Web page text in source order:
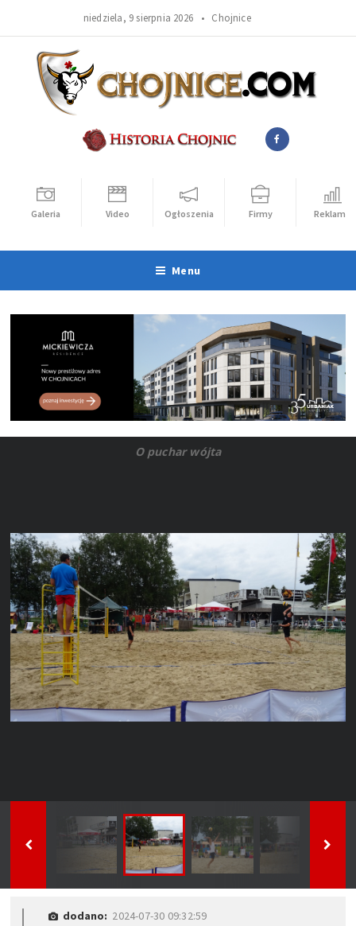
niedziela, 9 sierpnia 2026 • Chojnice
Galeria Video Ogłoszenia Firmy Reklama
Menu
O puchar wójta
dodano: 2024-07-30 09:32:59